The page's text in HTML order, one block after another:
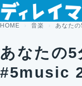
コンテンツへスキップ
HOME 音楽 あなた
あなたの5
#5music